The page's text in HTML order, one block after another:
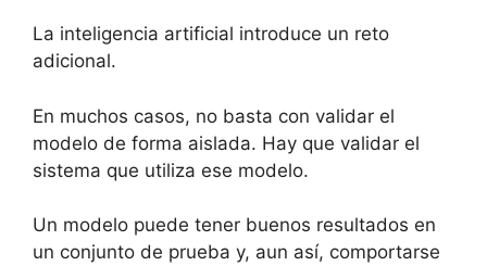
La inteligencia artificial introduce un reto
adicional.
En muchos casos, no basta con validar el
modelo de forma aislada. Hay que validar el
sistema que utiliza ese modelo.
Un modelo puede tener buenos resultados en
un conjunto de prueba y, aun así, comportarse